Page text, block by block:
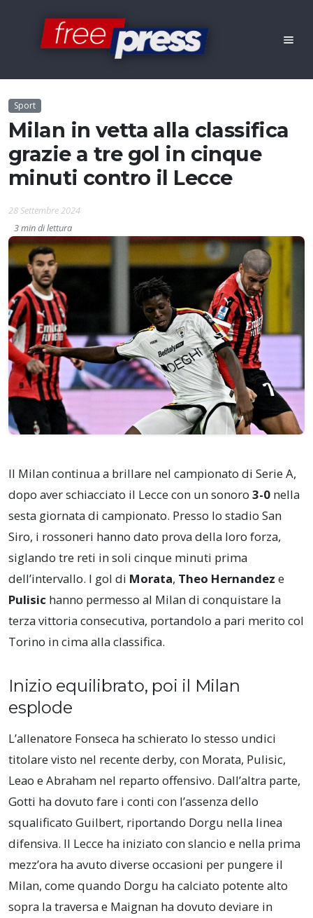
Sport
Milan in vetta alla classifica
grazie a tre gol in cinque
minuti contro il Lecce
28 Settembre 2024
3 min di lettura
Il Milan continua a brillare nel campionato di Serie A,
dopo aver schiacciato il Lecce con un sonoro 3-0 nella
sesta giornata di campionato. Presso lo stadio San
Siro, i rossoneri hanno dato prova della loro forza,
siglando tre reti in soli cinque minuti prima
dell’intervallo. I gol di Morata, Theo Hernandez e
Pulisic hanno permesso al Milan di conquistare la
terza vittoria consecutiva, portandolo a pari merito col
Torino in cima alla classifica.
Inizio equilibrato, poi il Milan
esplode
L’allenatore Fonseca ha schierato lo stesso undici
titolare visto nel recente derby, con Morata, Pulisic,
Leao e Abraham nel reparto offensivo. Dall’altra parte,
Gotti ha dovuto fare i conti con l’assenza dello
squalificato Guilbert, riportando Dorgu nella linea
difensiva. Il Lecce ha iniziato con slancio e nella prima
mezz’ora ha avuto diverse occasioni per pungere il
Milan, come quando Dorgu ha calciato potente alto
sopra la traversa e Maignan ha dovuto deviare in